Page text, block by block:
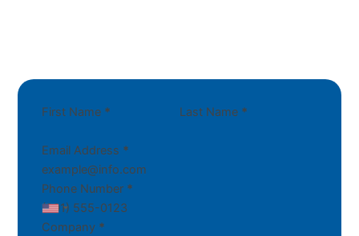
First Name * Last Name *
Email Address *
Phone Number *
Company *